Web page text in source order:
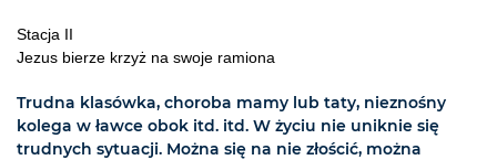
Stacja II
Jezus bierze krzyż na swoje ramiona
Trudna klasówka, choroba mamy lub taty, nieznośny
kolega w ławce obok itd. itd. W życiu nie uniknie się
trudnych sytuacji. Można się na nie złościć, można